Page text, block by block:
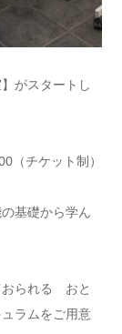
がスタートし
チケット制）
基礎から学ん
おられる おと
ラムをご用意